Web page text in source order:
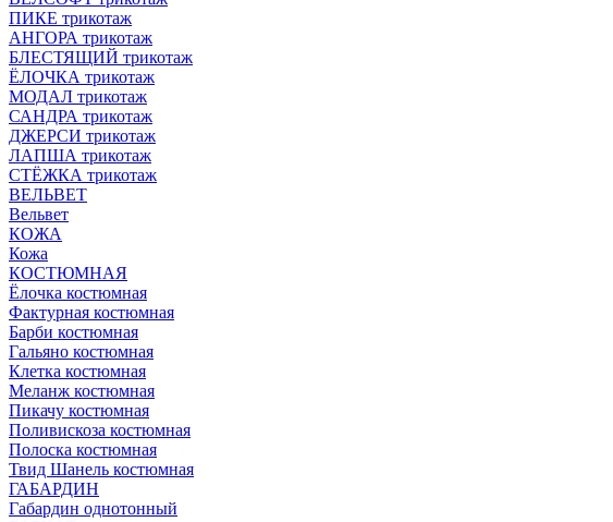
ПИКЕ трикотаж
АНГОРА трикотаж
БЛЕСТЯЩИЙ трикотаж
ЁЛОЧКА трикотаж
МОДАЛ трикотаж
САНДРА трикотаж
ДЖЕРСИ трикотаж
ЛАПША трикотаж
СТЁЖКА трикотаж
ВЕЛЬВЕТ
Вельвет
КОЖА
Кожа
КОСТЮМНАЯ
Ёлочка костюмная
Фактурная костюмная
Барби костюмная
Гальяно костюмная
Клетка костюмная
Меланж костюмная
Пикачу костюмная
Поливискоза костюмная
Полоска костюмная
Твид Шанель костюмная
ГАБАРДИН
Габардин однотонный